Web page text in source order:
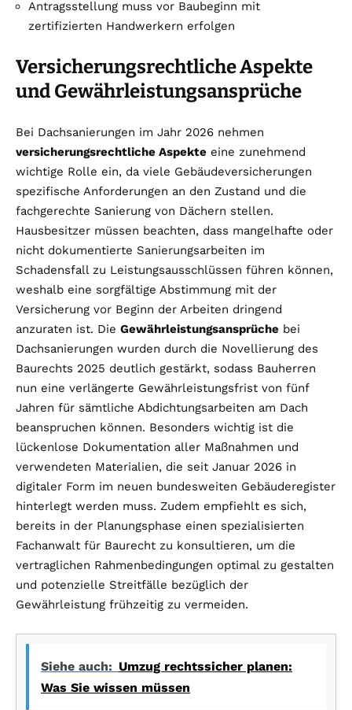
Antragsstellung muss vor Baubeginn mit
zertifizierten Handwerkern erfolgen
Versicherungsrechtliche Aspekte
und Gewährleistungsansprüche
Bei Dachsanierungen im Jahr 2026 nehmen
versicherungsrechtliche Aspekte eine zunehmend
wichtige Rolle ein, da viele Gebäudeversicherungen
spezifische Anforderungen an den Zustand und die
fachgerechte Sanierung von Dächern stellen.
Hausbesitzer müssen beachten, dass mangelhafte oder
nicht dokumentierte Sanierungsarbeiten im
Schadensfall zu Leistungsausschlüssen führen können,
weshalb eine sorgfältige Abstimmung mit der
Versicherung vor Beginn der Arbeiten dringend
anzuraten ist. Die Gewährleistungsansprüche bei
Dachsanierungen wurden durch die Novellierung des
Baurechts 2025 deutlich gestärkt, sodass Bauherren
nun eine verlängerte Gewährleistungsfrist von fünf
Jahren für sämtliche Abdichtungsarbeiten am Dach
beanspruchen können. Besonders wichtig ist die
lückenlose Dokumentation aller Maßnahmen und
verwendeten Materialien, die seit Januar 2026 in
digitaler Form im neuen bundesweiten Gebäuderegister
hinterlegt werden muss. Zudem empfiehlt es sich,
bereits in der Planungsphase einen spezialisierten
Fachanwalt für Baurecht zu konsultieren, um die
vertraglichen Rahmenbedingungen optimal zu gestalten
und potenzielle Streitfälle bezüglich der
Gewährleistung frühzeitig zu vermeiden.
Siehe auch: Umzug rechtssicher planen:
Was Sie wissen müssen